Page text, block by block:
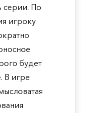
серии. По
игроку
будет
В игре